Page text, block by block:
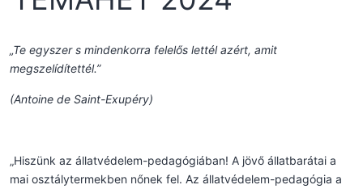
„Te egyszer s mindenkorra felelős lettél azért, amit
megszelídítettél.”
(Antoine de Saint-Exupéry)
„Hiszünk az állatvédelem-pedagógiában! A jövő állatbarátai a
mai osztálytermekben nőnek fel. Az állatvédelem-pedagógia a